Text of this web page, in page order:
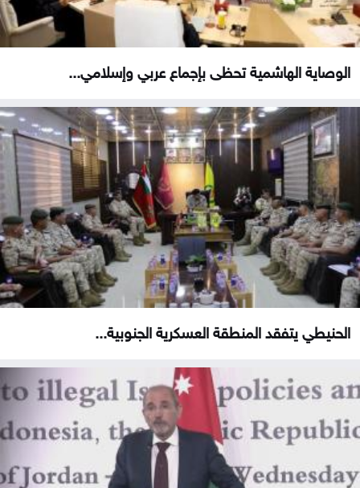
الوصاية الهاشمية تحظى بإجماع عربي وإسلامي...
الحنيطي يتفقد المنطقة العسكرية الجنوبية...